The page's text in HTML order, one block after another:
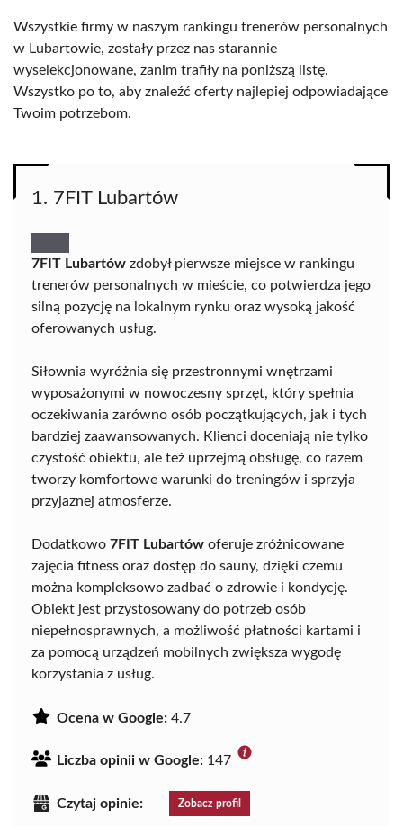
Wszystkie firmy w naszym rankingu trenerów personalnych
w Lubartowie, zostały przez nas starannie
wyselekcjonowane, zanim trafiły na poniższą listę.
Wszystko po to, aby znaleźć oferty najlepiej odpowiadające
Twoim potrzebom.
1. 7FIT Lubartów
7FIT Lubartów zdobył pierwsze miejsce w rankingu
trenerów personalnych w mieście, co potwierdza jego
silną pozycję na lokalnym rynku oraz wysoką jakość
oferowanych usług.
Siłownia wyróżnia się przestronnymi wnętrzami
wyposażonymi w nowoczesny sprzęt, który spełnia
oczekiwania zarówno osób początkujących, jak i tych
bardziej zaawansowanych. Klienci doceniają nie tylko
czystość obiektu, ale też uprzejmą obsługę, co razem
tworzy komfortowe warunki do treningów i sprzyja
przyjaznej atmosferze.
Dodatkowo 7FIT Lubartów oferuje zróżnicowane
zajęcia fitness oraz dostęp do sauny, dzięki czemu
można kompleksowo zadbać o zdrowie i kondycję.
Obiekt jest przystosowany do potrzeb osób
niepełnosprawnych, a możliwość płatności kartami i
za pomocą urządzeń mobilnych zwiększa wygodę
korzystania z usług.
Ocena w Google: 4.7
Liczba opinii w Google: 147
Czytaj opinie: Zobacz profil